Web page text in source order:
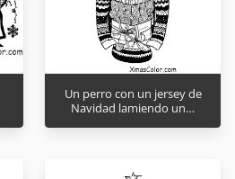
Un perro con un jersey de
Navidad lamiendo un…